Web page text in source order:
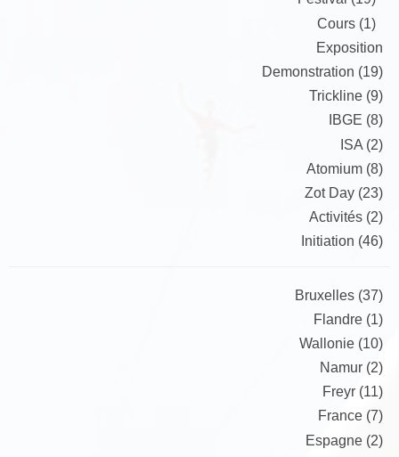
Cours (1)
Exposition
Demonstration (19)
Trickline (9)
IBGE (8)
ISA (2)
Atomium (8)
Zot Day (23)
Activités (2)
Initiation (46)
Bruxelles (37)
Flandre (1)
Wallonie (10)
Namur (2)
Freyr (11)
France (7)
Espagne (2)